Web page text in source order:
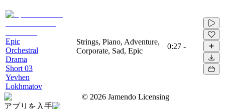
Epic
Orchestral
Drama
Short 03
Yevhen
Lokhmatov
Strings, Piano, Adventure,
Corporate, Sad, Epic
0:27 -
© 2026 Jamendo Licensing
アプリを入手